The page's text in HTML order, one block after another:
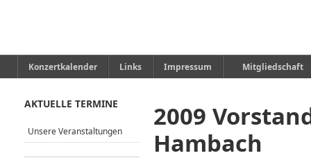
Konzertkalender Links Impressum Mitgliedschaft
2009
Hambach
AKTUELLE TERMINE
Unsere Veranstaltungen